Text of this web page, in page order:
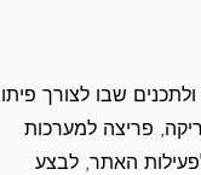
שבו לצורך
פריצה למערכות
האתר, לבצע